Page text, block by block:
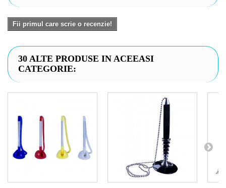
Fii primul care scrie o recenzie!
30 ALTE PRODUSE IN ACEEASI
CATEGORIE: